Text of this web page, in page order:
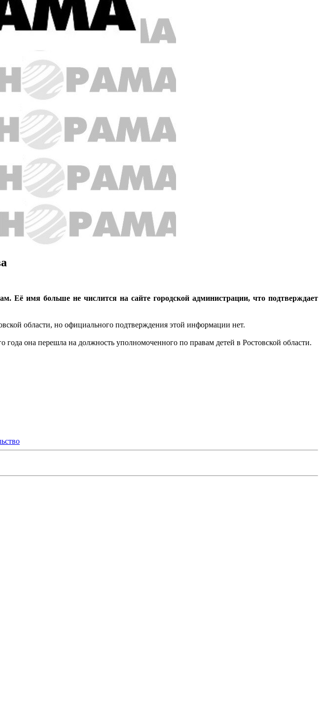
Её имя больше не числится на сайте городской администрации, что подтверждает
области, но официального подтверждения этой информации нет.
она перешла на должность уполномоченного по правам детей в Ростовской области.